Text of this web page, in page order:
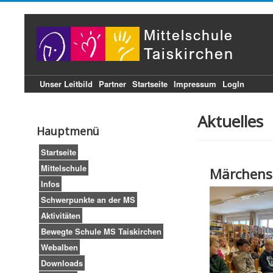
Unser Leitbild Partner Startseite Impressum LogIn
Hauptmenü
Startseite
Mittelschule
Infos
Schwerpunkte an der MS
Aktivitäten
Bewegte Schule MS Taiskirchen
Webalben
Downloads
Aktuelles